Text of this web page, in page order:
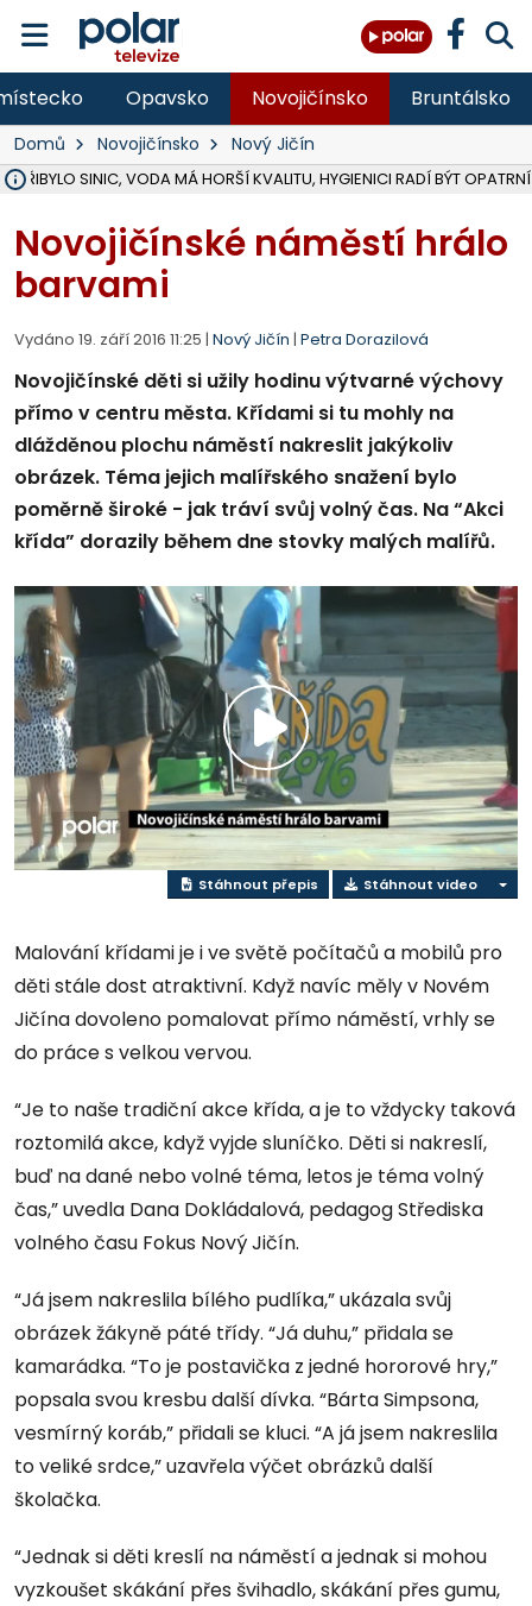
Opavsko Novojičínsko Bruntálsko
Domů Novojičínsko Nový Jičín
PŘIBYLO SINIC, VODA MÁ HORŠÍ KVALITU, HYGIENICI RADÍ BÝT OPATRNÍ
Novojičínské náměstí hrálo
barvami
Vydáno 19. září 2016 11:25 | Nový Jičín | Petra Dorazilová
Novojičínské děti si užily hodinu výtvarné výchovy
přímo v centru města. Křídami si tu mohly na
dlážděnou plochu náměstí nakreslit jakýkoliv
obrázek. Téma jejich malířského snažení bylo
poměrně široké - jak tráví svůj volný čas. Na “Akci
křída” dorazily během dne stovky malých malířů.
Přehrát
video
Stáhnout přepis Stáhnout video
Malování křídami je i ve světě počítačů a mobilů pro
děti stále dost atraktivní. Když navíc měly v Novém
Jičína dovoleno pomalovat přímo náměstí, vrhly se
do práce s velkou vervou.
“Je to naše tradiční akce křída, a je to vždycky taková
roztomilá akce, když vyjde sluníčko. Děti si nakreslí,
buď na dané nebo volné téma, letos je téma volný
čas,” uvedla Dana Dokládalová, pedagog Střediska
volného času Fokus Nový Jičín.
“Já jsem nakreslila bílého pudlíka,” ukázala svůj
obrázek žákyně páté třídy. “Já duhu,” přidala se
kamarádka. “To je postavička z jedné hororové hry,”
popsala svou kresbu další dívka. “Bárta Simpsona,
vesmírný koráb,” přidali se kluci. “A já jsem nakreslila
to veliké srdce,” uzavřela výčet obrázků další
školačka.
“Jednak si děti kreslí na náměstí a jednak si mohou
vyzkoušet skákání přes švihadlo, skákání přes gumu,